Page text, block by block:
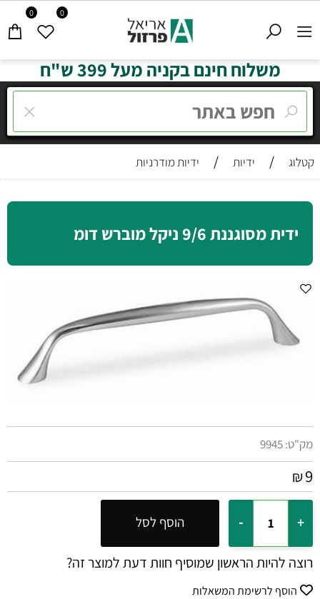
0 0
משלוח חינם בקניה מעל 399 ש"ח
קטלוג / ידיות / ידיות מודרניות
ידית מסוגננת 9/6 ניקל מוברש דומ
מק"ט:9945
₪9
הוסף לסל
רוצה להיות הראשון שמוסיף חוות דעת למוצר זה?
הוסף לרשימת המשאלות